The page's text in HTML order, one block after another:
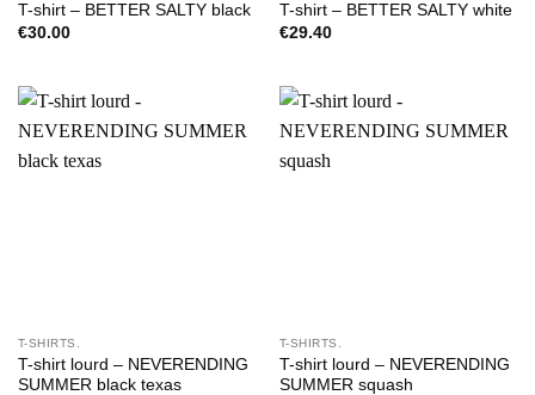
T-shirt – BETTER SALTY black
€30.00
T-shirt – BETTER SALTY white
€29.40
T-SHIRTS.
T-shirt lourd – NEVERENDING
SUMMER black texas
T-SHIRTS.
T-shirt lourd – NEVERENDING
SUMMER squash